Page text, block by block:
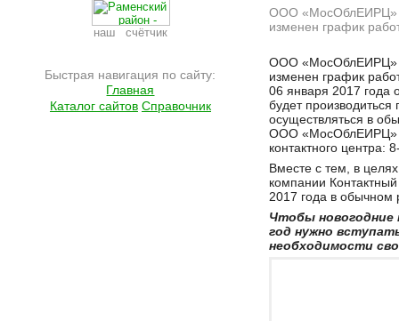
наш счётчик
Быстрая навигация по сайту:
Главная
Каталог сайтов Справочник
ООО «МосОблЕИРЦ»
изменен график
ООО «МосОблЕИРЦ»
изменен график
06 января 2017
будет
осуществляться в
ООО «МосОблЕИРЦ» с
контактного центра:
Вместе с тем, в
компании
2017 года в обычном
Чтобы
год нужно
необходимости